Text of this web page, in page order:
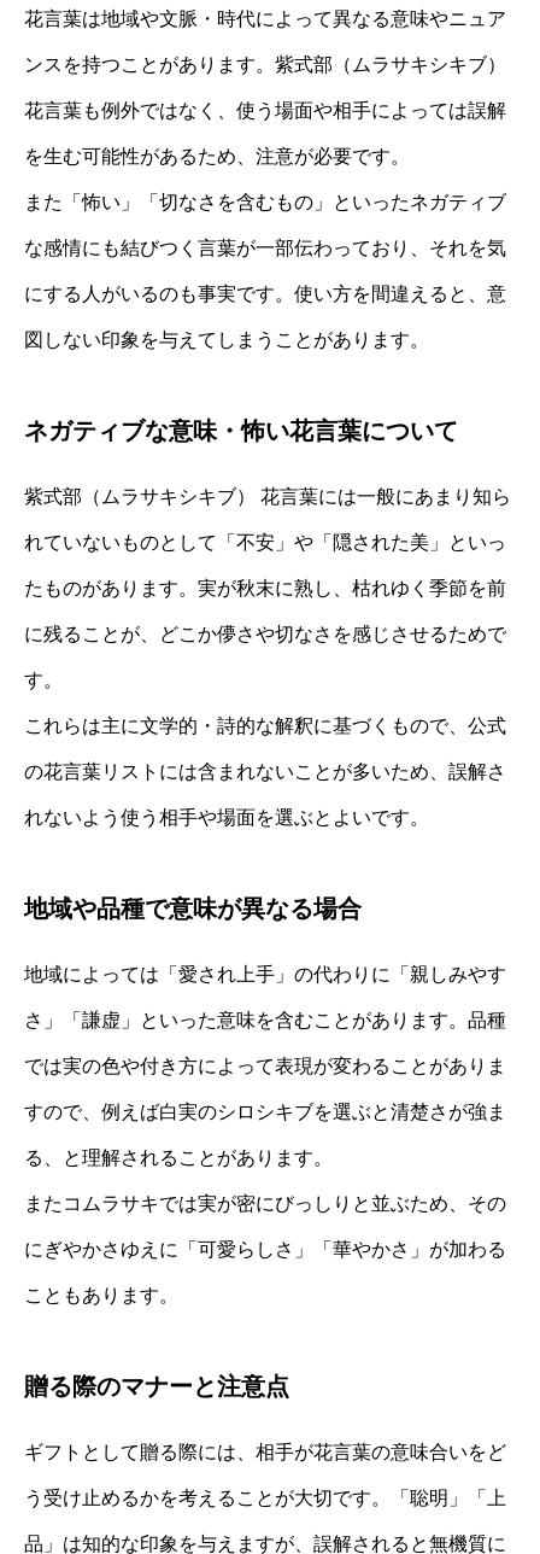
花言葉は地域や文脈・時代によって異なる意味やニュア
ンスを持つことがあります。紫式部（ムラサキシキブ）
花言葉も例外ではなく、使う場面や相手によっては誤解
を生む可能性があるため、注意が必要です。
また「怖い」「切なさを含むもの」といったネガティブ
な感情にも結びつく言葉が一部伝わっており、それを気
にする人がいるのも事実です。使い方を間違えると、意
図しない印象を与えてしまうことがあります。
ネガティブな意味・怖い花言葉について
紫式部（ムラサキシキブ） 花言葉には一般にあまり知ら
れていないものとして「不安」や「隠された美」といっ
たものがあります。実が秋末に熟し、枯れゆく季節を前
に残ることが、どこか儚さや切なさを感じさせるためで
す。
これらは主に文学的・詩的な解釈に基づくもので、公式
の花言葉リストには含まれないことが多いため、誤解さ
れないよう使う相手や場面を選ぶとよいです。
地域や品種で意味が異なる場合
地域によっては「愛され上手」の代わりに「親しみやす
さ」「謙虚」といった意味を含むことがあります。品種
では実の色や付き方によって表現が変わることがありま
すので、例えば白実のシロシキブを選ぶと清楚さが強ま
る、と理解されることがあります。
またコムラサキでは実が密にびっしりと並ぶため、その
にぎやかさゆえに「可愛らしさ」「華やかさ」が加わる
こともあります。
贈る際のマナーと注意点
ギフトとして贈る際には、相手が花言葉の意味合いをど
う受け止めるかを考えることが大切です。「聡明」「上
品」は知的な印象を与えますが、誤解されると無機質に